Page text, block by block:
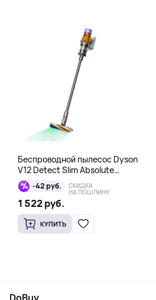
Беспроводной пылесос Dyson
V12 Detect Slim Absolute
Yellow/Nickel, серый
-42 руб. СКИДКА
НА ПОШЛИНУ
1 522 руб.
КУПИТЬ